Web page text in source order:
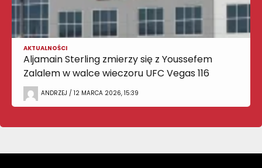
AKTUALNOŚCI
Aljamain Sterling zmierzy się z Youssefem
Zalalem w walce wieczoru UFC Vegas 116
ANDRZEJ / 12 MARCA 2026, 15:39